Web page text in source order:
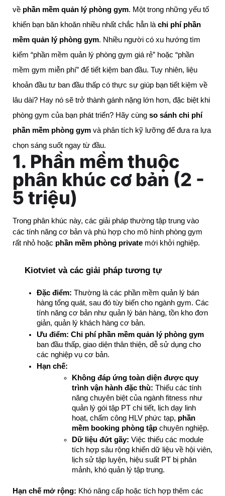
về phần mềm quản lý phòng gym. Một trong những yếu tố
khiến bạn băn khoăn nhiều nhất chắc hẳn làchi phí phần
mềm quản lý phòng gym. Nhiều người có xu hướng tìm
kiếm “phần mềm quản lý phòng gym giá rẻ” hoặc “phần
mềm gym miễn phí” để tiết kiệm ban đầu. Tuy nhiên, liệu
khoản đầu tư ban đầu thấp có thực sự giúp bạn tiết kiệm về
lâu dài? Hay nó sẽ trở thành gánh nặng lớn hơn, đặc biệt khi
phòng gym của bạn phát triển? Hãy cùng so sánh chi phí
phần mềm phòng gym và phân tích kỹ lưỡng để đưa ra lựa
chọn sáng suốt ngay từ đầu.
1. Phần mềm thuộc
phân khúc cơ bản (2 -
5 triệu)
Trong phân khúc này, các giải pháp thường tập trung vào
các tính năng cơ bản và phù hợp cho mô hình phòng gym
rất nhỏ hoặc phần mềm phòng private mới khởi nghiệp.
Kiotviet và các giải pháp tương tự
Đặc điểm: Thường là các phần mềm quản lý bán
hàng tổng quát, sau đó tùy biến cho ngành gym. Các
tính năng cơ bản như quản lý bán hàng, tồn kho đơn
giản, quản lý khách hàng cơ bản.
Ưu điểm: Chi phí phần mềm quản lý phòng gym
ban đầu thấp, giao diện thân thiện, dễ sử dụng cho
các nghiệp vụ cơ bản.
Hạn chế:
Không đáp ứng toàn diện được quy
trình vận hành đặc thù: Thiếu các tính
năng chuyên biệt của ngành fitness như
quản lý gói tập PT chi tiết, lịch dạy linh
hoạt, chấm công HLV phức tạp, phần
mềm booking phòng tập chuyên nghiệp.
Dữ liệu đứt gãy: Việc thiếu các module
tích hợp sâu rộng khiến dữ liệu về hội viên,
lịch sử tập luyện, hiệu suất PT bị phân
mảnh, khó quản lý tập trung.
Hạn chế mở rộng: Khó nâng cấp hoặc tích hợp thêm các